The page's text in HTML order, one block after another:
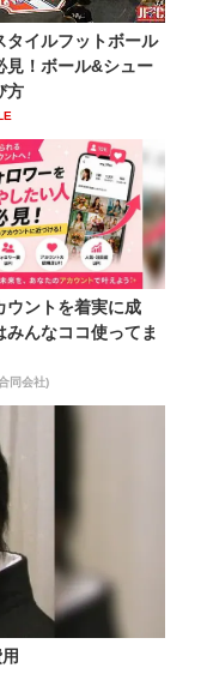
タイルフットボール
見！ボール&シュー
方
ウントを着実に成
みんなココ使ってま
同会社)